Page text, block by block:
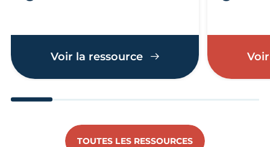
Voir la ressource
TOUTES LES RESSOURCES